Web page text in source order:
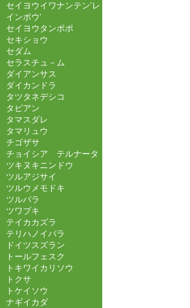
セイヨウイワナンテン'レ
インボウ'
セイヨウタンポポ
セキショウ
セダム
セラスチュ－ム
ダイアンサス
ダイカンドラ
タツタネデシコ
タピアン
タマスダレ
タマリュウ
チゴザサ
チョイシア テルナータ
ツキヌキニンドウ
ツルアジサイ
ツルウメモドキ
ツルバラ
ツワブキ
テイカカズラ
テリハノイバラ
ドイツスズラン
トールフェスク
トキワイカリソウ
トクサ
トケイソウ
ナギイカダ